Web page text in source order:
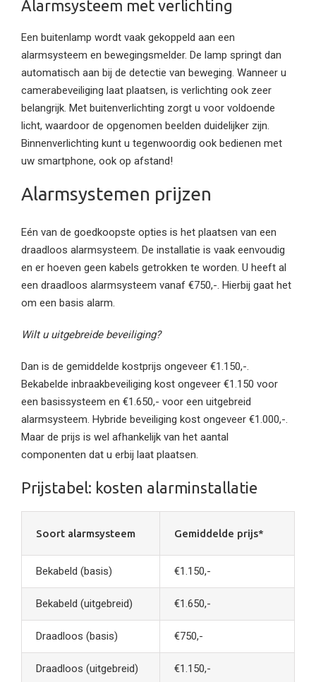
Alarmsysteem met verlichting
Een buitenlamp wordt vaak gekoppeld aan een
alarmsysteem en bewegingsmelder. De lamp springt dan
automatisch aan bij de detectie van beweging. Wanneer u
camerabeveiliging laat plaatsen, is verlichting ook zeer
belangrijk. Met buitenverlichting zorgt u voor voldoende
licht, waardoor de opgenomen beelden duidelijker zijn.
Binnenverlichting kunt u tegenwoordig ook bedienen met
uw smartphone, ook op afstand!
Alarmsystemen prijzen
Eén van de goedkoopste opties is het plaatsen van een
draadloos alarmsysteem. De installatie is vaak eenvoudig
en er hoeven geen kabels getrokken te worden. U heeft al
een draadloos alarmsysteem vanaf €750,-. Hierbij gaat het
om een basis alarm.
Wilt u uitgebreide beveiliging?
Dan is de gemiddelde kostprijs ongeveer €1.150,-.
Bekabelde inbraakbeveiliging kost ongeveer €1.150 voor
een basissysteem en €1.650,- voor een uitgebreid
alarmsysteem. Hybride beveiliging kost ongeveer €1.000,-.
Maar de prijs is wel afhankelijk van het aantal
componenten dat u erbij laat plaatsen.
Prijstabel: kosten alarminstallatie
Soort alarmsysteem Gemiddelde prijs*
Bekabeld (basis) €1.150,-
Bekabeld (uitgebreid) €1.650,-
Draadloos (basis) €750,-
Draadloos (uitgebreid) €1.150,-